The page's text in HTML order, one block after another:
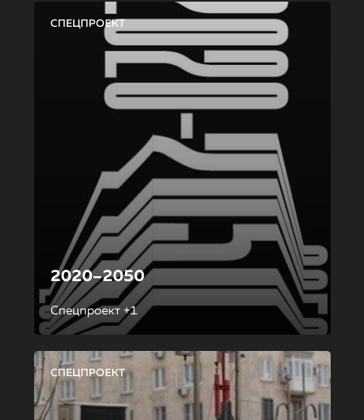
СПЕЦПРОЕКТ
2020–2050
Спецпроект +1
СПЕЦПРОЕКТ